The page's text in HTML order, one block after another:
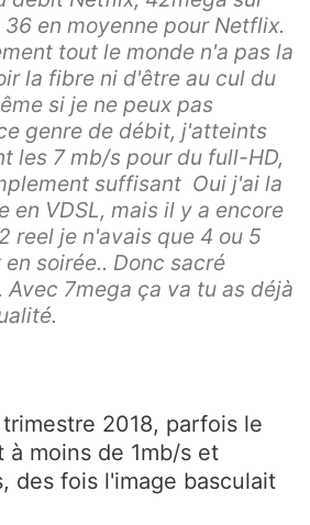
en moyenne pour Netflix.
tout le monde n'a pas la
la fibre ni d'être au cul du
si je ne peux pas
genre de débit, j'atteints
les 7 mb/s pour du full-HD,
suffisant Oui j'ai la
en VDSL, mais il y a encore
reel je n'avais que 4 ou 5
soirée.. Donc sacré
Avec 7mega ça va tu as déjà
2018, parfois le
à moins de 1mb/s et
des fois l'image basculait